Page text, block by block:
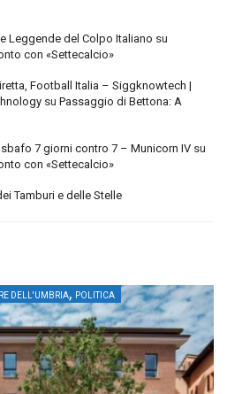
Leggende del Colpo Italiano su
con «Settecalcio»
Football Italia – Siggknowtech |
su Passaggio di Bettona: A
7 giorni contro 7 – Municorn IV su
con «Settecalcio»
Tamburi e delle Stelle
DELL'UMBRIA, POLITICA